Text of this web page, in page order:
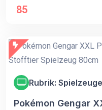
85
Rubrik:
Pokémon Gengar